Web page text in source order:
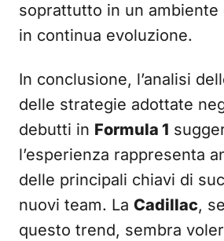
soprattutto in un
in continua evoluzione.
In conclusione, l’analisi
delle strategie adottate
debutti in Formula 1
l’esperienza rappresenta
delle principali chiavi di
nuovi team. La Cadillac,
questo trend, sembra